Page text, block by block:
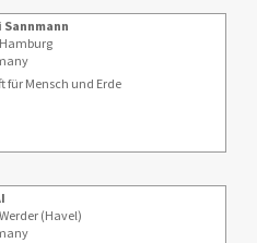
für Mensch und Erde
(Havel)